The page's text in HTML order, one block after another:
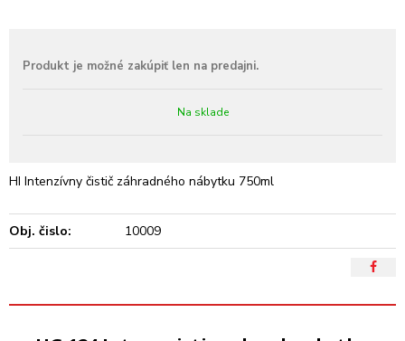
Na sklade
HI Intenzívny čistič záhradného nábytku 750ml
Obj. čislo: 10009